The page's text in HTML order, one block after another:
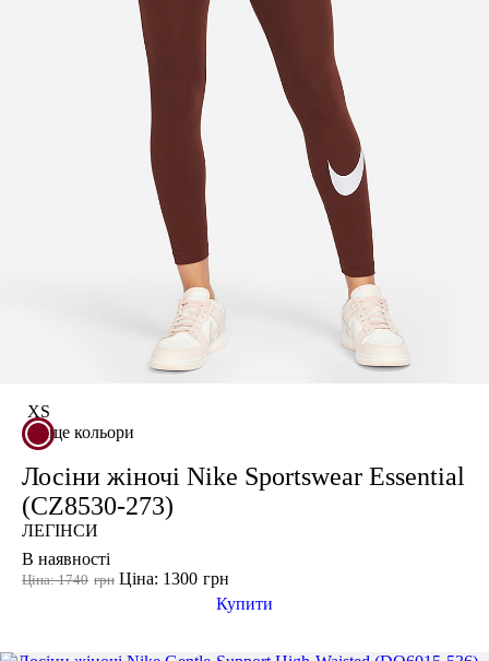
XS
ще кольори
Лосіни жіночі Nike Sportswear Essential
(CZ8530-273)
ЛЕГІНСИ
В наявності
грн
Ціна: 1740 грн
Ціна: 1300
Купити